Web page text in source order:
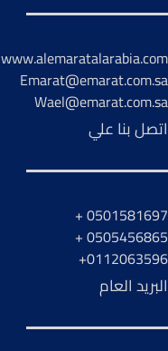
www.alemaratalarabia.com
Emarat@emarat.com.sa
Wael@emarat.com.sa
اتصل بنا علي
0501581697 +
0505456865 +
0112063596+
البريد العام